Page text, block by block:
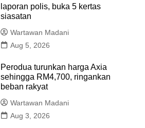
a
m
laporan polis, buka 5 kertas
siasatan
Wartawan Madani
Aug 5, 2026
Perodua turunkan harga Axia
sehingga RM4,700, ringankan
beban rakyat
Wartawan Madani
Aug 3, 2026